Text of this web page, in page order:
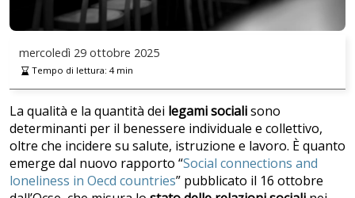
mercoledì 29 ottobre 2025
Tempo di lettura: 4min
La qualità e la quantità dei legami socialisono
determinanti per il benessere individuale e collettivo,
oltre che incidere su salute, istruzione e lavoro. È quanto
emerge dal nuovo rapporto “Social connections and
loneliness in Oecd countries” pubblicato il 16 ottobre